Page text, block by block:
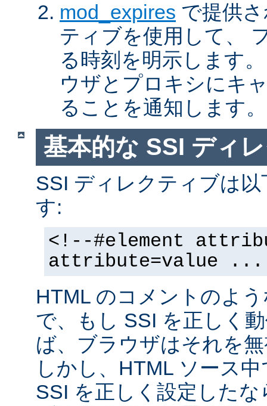
mod_expires で提供
ティブを使用して、
る時刻を明示します
ウザとプロキシにキ
ることを通知します。
基本的な SSI ディ
SSI ディレクティブは
す:
<!--#element
attribute=value
HTML のコメントのよ
で、もし SSI を正しく
ば、ブラウザはそれを
しかし、HTML ソース
SSI を正しく設定した